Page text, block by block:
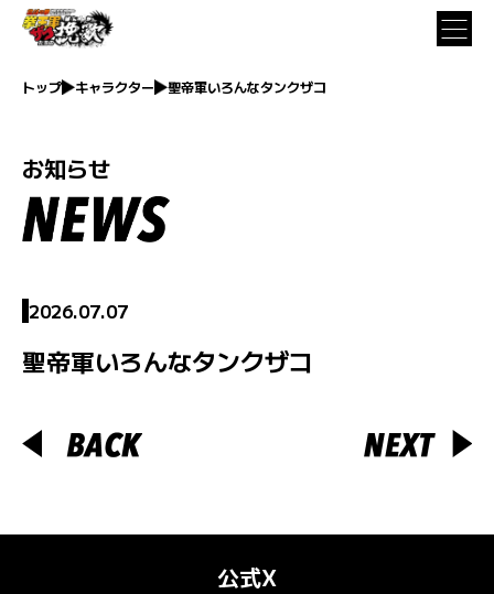
トップ キャラクター 聖帝軍いろんなタンクザコ
お知らせ
2026.07.07
聖帝軍いろんなタンクザコ
公式X